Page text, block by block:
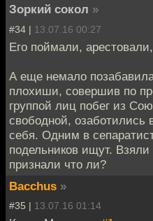
Зоркий сокол »
#34 | 13.07.16 00:27
Его поймали,
А еще немало
плохиши, совершив по
группой лиц побег из
свободной,
себя. Одним в
подельников ищут.
признали что ли?
Bacchus »
#35 | 13.07.16 01:14